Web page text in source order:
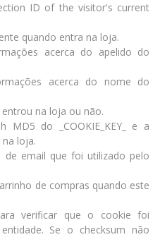
ID of the visitor's current
quando entra na loja.
acerca do apelido do
acerca do nome do
na loja ou não.
do _COOKIE_KEY_ e a
loja.
de email que foi utilizado pelo
de compras quando este
verificar que o cookie foi
Se o checksum não